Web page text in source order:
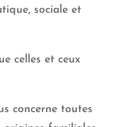
sociale et
celles et ceux
concerne toutes